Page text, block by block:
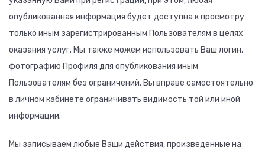
опубликованная информация будет доступна к просмотру
только иным зарегистрированным Пользователям в целях
оказания услуг. Мы также можем использовать Ваш логин,
фотографию Профиля для опубликования иным
Пользователям без ограничений. Вы вправе самостоятельно
в личном кабинете ограничивать видимость той или иной
информации.
Мы записываем любые Ваши действия, произведенные на